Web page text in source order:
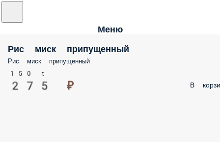
Меню
Рис миск припущенный
Рис миск припущенный
150 г.
275 ₽ В